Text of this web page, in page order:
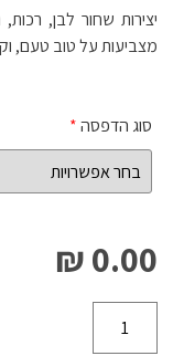
יצירות שחור לבן,
מצביעות על טוב טעם,
סוג הדפסה*
0.00 ₪